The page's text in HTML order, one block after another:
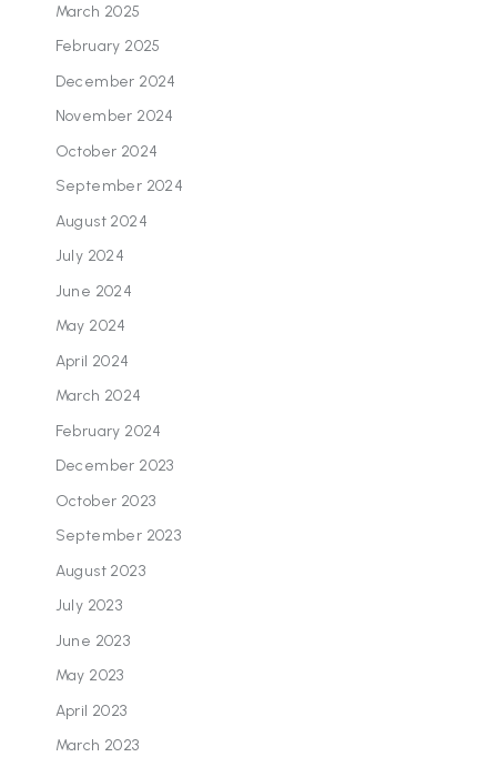
March 2025
February 2025
December 2024
November 2024
October 2024
September 2024
August 2024
July 2024
June 2024
May 2024
April 2024
March 2024
February 2024
December 2023
October 2023
September 2023
August 2023
July 2023
June 2023
May 2023
April 2023
March 2023